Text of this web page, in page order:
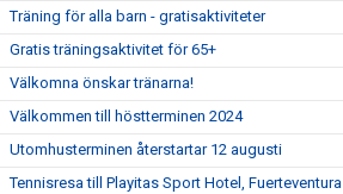
Träning för alla barn - gratisaktiviteter
Gratis träningsaktivitet för 65+
Välkomna önskar tränarna!
Välkommen till höstterminen 2024
Utomhusterminen återstartar 12 augusti
Tennisresa till Playitas Sport Hotel, Fuerteventura